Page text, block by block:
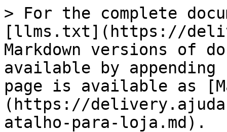
> For the complete
[llms.txt](https://
Markdown versions of
available by
page is available as
(https://
atalho-para-loja.md).